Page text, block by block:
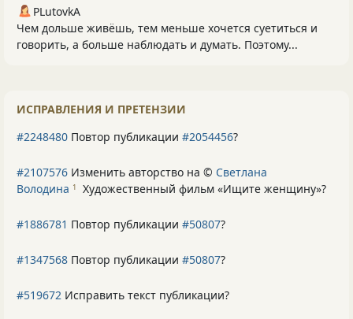
PLutоvkА
Чем дольше живёшь, тем меньше хочется суетиться и
говорить, а больше наблюдать и думать. Поэтому...
ИСПРАВЛЕНИЯ И ПРЕТЕНЗИИ
#2248480 Повтор публикации #2054456?
#2107576 Изменить авторство на © Светлана
Володина 1 Художественный фильм «Ищите женщину»?
#1886781 Повтор публикации #50807?
#1347568 Повтор публикации #50807?
#519672 Исправить текст публикации?